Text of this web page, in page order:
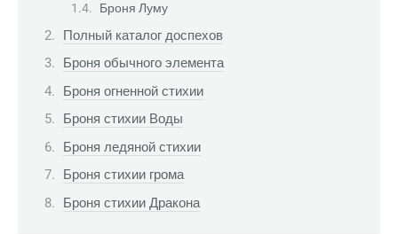
Броня Луму
Полный каталог доспехов
Броня обычного элемента
Броня огненной стихии
Броня стихии Воды
Броня ледяной стихии
Броня стихии грома
Броня стихии Дракона